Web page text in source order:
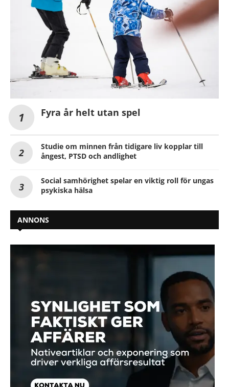
Fyra år helt utan spel
Studie om minnen från tidigare liv kopplar till
ångest, PTSD och andlighet
Social samhörighet spelar en viktig roll för ungas
psykiska hälsa
ANNONS